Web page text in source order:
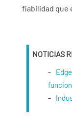
fiabilidad que
NOTICIAS